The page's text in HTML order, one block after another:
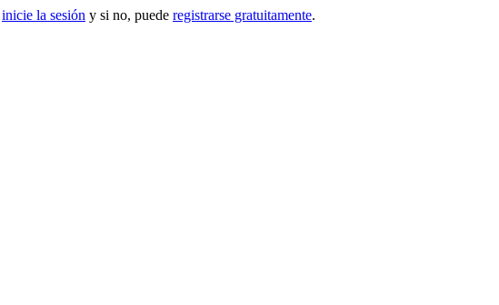
inicie la sesión y si no, puede registrarse gratuitamente.